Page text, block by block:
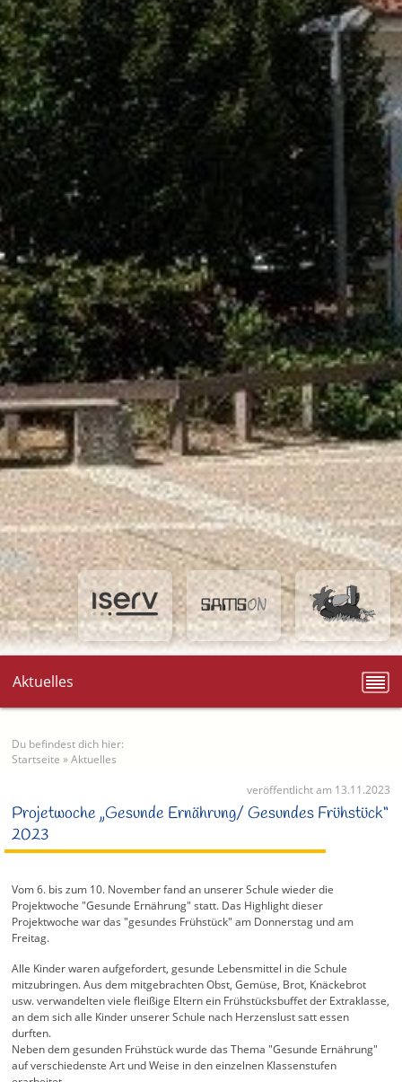
Aktuelles
Du befindest dich hier:
Startseite »Aktuelles
veröffentlicht am 13.11.2023
Projetwoche „Gesunde Ernährung/ Gesundes Frühstück“
2023
Vom 6. bis zum 10. November fand an unserer Schule wieder die
Projektwoche "Gesunde Ernährung" statt. Das Highlight dieser
Projektwoche war das "gesundes Frühstück" am Donnerstag und am
Freitag.
Alle Kinder waren aufgefordert, gesunde Lebensmittel in die Schule
mitzubringen. Aus dem mitgebrachten Obst, Gemüse, Brot, Knäckebrot
usw. verwandelten viele fleißige Eltern ein Frühstücksbuffet der Extraklasse,
an dem sich alle Kinder unserer Schule nach Herzenslust satt essen
durften.
Neben dem gesunden Frühstück wurde das Thema "Gesunde Ernährung"
auf verschiedenste Art und Weise in den einzelnen Klassenstufen